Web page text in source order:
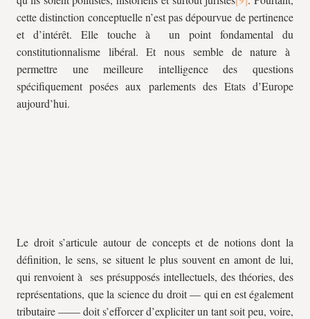
cette distinction conceptuelle n’est pas dépourvue de pertinence
et d’intérêt. Elle touche à un point fondamental du
constitutionnalisme libéral. Et nous semble de nature à
permettre une meilleure intelligence des questions
spécifiquement posées aux parlements des Etats d’Europe
aujourd’hui.
Le droit s’articule autour de concepts et de notions dont la
définition, le sens, se situent le plus souvent en amont de lui,
qui renvoient à ses présupposés intellectuels, des théories, des
représentations, que la science du droit — qui en est également
tributaire —— doit s’efforcer d’expliciter un tant soit peu, voire,